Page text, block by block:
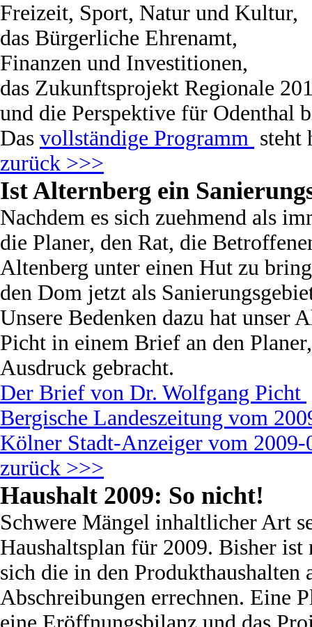
Freizeit, Sport, Natur und Kultur,
das Bürgerliche Ehrenamt,
Finanzen und Investitionen,
das Zukunftsprojekt Regionale
und die Perspektive für Odenthal
Das vollständige Programm steht
zurück >>>
Ist Alternberg ein
Nachdem es sich zuehmend als
die Planer, den Rat, die
Altenberg unter einen Hut zu
den Dom jetzt als
Unsere Bedenken dazu hat unser
Picht in einem Brief an den
Ausdruck gebracht.
Der Brief von Dr. Wolfgang Picht
Bergische Landeszeitung vom
Kölner Stadt-Anzeiger vom
zurück >>>
Haushalt 2009: So nicht!
Schwere Mängel inhaltlicher Art
Haushaltsplan für 2009. Bisher
sich die in den Produkthaushalten
Abschreibungen errechnen. Eine